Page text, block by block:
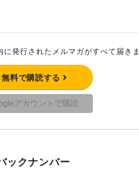
発行されたメルマガがすべて届き
料で購読する
アカウントで購読
ックナンバー